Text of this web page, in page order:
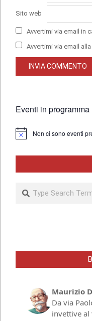
Sito web
Avvertimi via email in
Avvertimi via email
Eventi in programma
Notice Non ci sono eventi
Search